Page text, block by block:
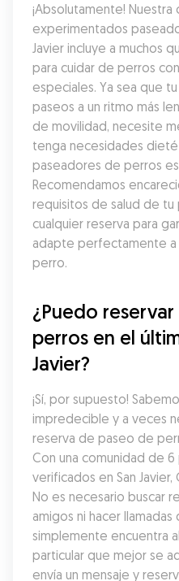
¡Absolutamente!
experimentados
Javier incluye a muchos
para cuidar de perros
especiales. Ya sea que
paseos a un ritmo más
de movilidad, necesite
tenga necesidades
paseadores de perros
Recomendamos
requisitos de salud de
cualquier reserva para
adapte perfectamente a
perro.
¿Puedo
perros en el
Javier?
¡Sí, por supuesto!
impredecible y a veces
reserva de paseo de
Con una comunidad de
verificados en San
No es necesario buscar
amigos ni hacer llamadas
simplemente encuentra
particular que mejor se
envía un mensaje y